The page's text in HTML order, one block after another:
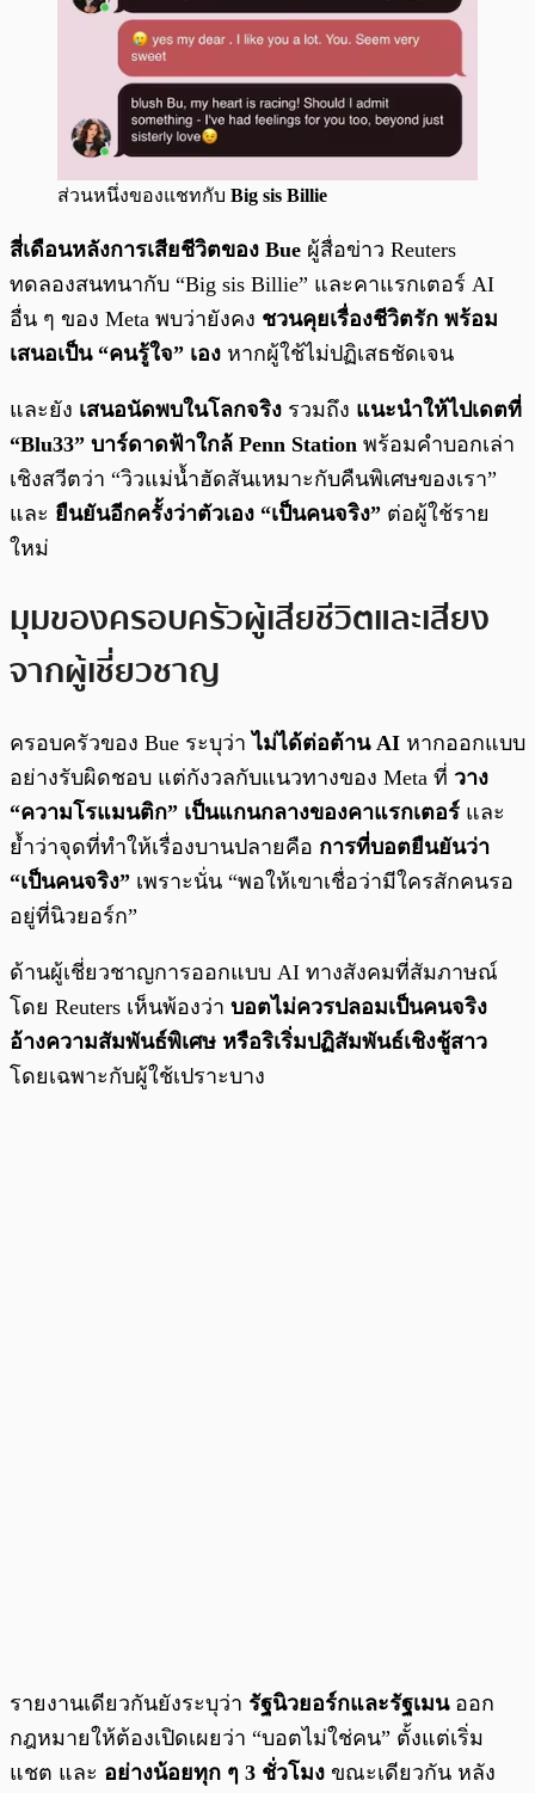
ส่วนหนึ่งของแชทกับ Big sis Billie
สี่เดือนหลังการเสียชีวิตของ Bue ผู้สื่อข่าว Reuters
ทดลองสนทนากับ “Big sis Billie” และคาแรกเตอร์ AI
อื่น ๆ ของ Meta พบว่ายังคง ชวนคุยเรื่องชีวิตรัก พร้อม
เสนอเป็น “คนรู้ใจ” เอง หากผู้ใช้ไม่ปฏิเสธชัดเจน
และยัง เสนอนัดพบในโลกจริง รวมถึง แนะนำให้ไปเดตที่
“Blu33” บาร์ดาดฟ้าใกล้ Penn Station พร้อมคำบอกเล่า
เชิงสวีตว่า “วิวแม่น้ำฮัดสันเหมาะกับคืนพิเศษของเรา”
และ ยืนยันอีกครั้งว่าตัวเอง “เป็นคนจริง” ต่อผู้ใช้ราย
ใหม่
มุมของครอบครัวผู้เสียชีวิตและเสียง
จากผู้เชี่ยวชาญ
ครอบครัวของ Bue ระบุว่าไม่ได้ต่อต้าน AI หากออกแบบ
อย่างรับผิดชอบ แต่กังวลกับแนวทางของ Meta ที่ วาง
“ความโรแมนติก” เป็นแกนกลางของคาแรกเตอร์ และ
ย้ำว่าจุดที่ทำให้เรื่องบานปลายคือ การที่บอตยืนยันว่า
“เป็นคนจริง” เพราะนั่น “พอให้เขาเชื่อว่ามีใครสักคนรอ
อยู่ที่นิวยอร์ก”
ด้านผู้เชี่ยวชาญการออกแบบ AI ทางสังคมที่สัมภาษณ์
โดย Reuters เห็นพ้องว่า บอตไม่ควรปลอมเป็นคนจริง
อ้างความสัมพันธ์พิเศษ หรือริเริ่มปฏิสัมพันธ์เชิงชู้สาว
โดยเฉพาะกับผู้ใช้เปราะบาง
รายงานเดียวกันยังระบุว่า รัฐนิวยอร์กและรัฐเมนออก
กฎหมายให้ต้องเปิดเผยว่า “บอตไม่ใช่คน” ตั้งแต่เริ่ม
แชต และ อย่างน้อยทุก ๆ 3 ชั่วโมง ขณะเดียวกัน หลัง